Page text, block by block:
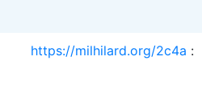
:
https://milhilard.org/2c4a